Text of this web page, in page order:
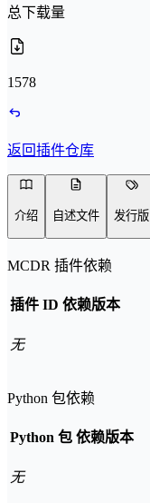
总下载量
1578
返回插件仓库
介绍 自述文件 发行版
MCDR 插件依赖
插件 ID 依赖版本
无
Python 包依赖
Python 包 依赖版本
无